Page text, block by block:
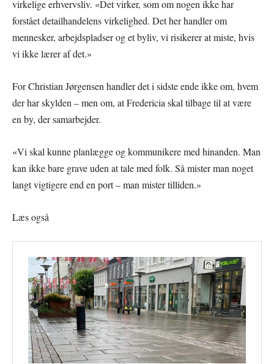
virkelige erhvervsliv. «Det virker, som om nogen ikke har
forstået detailhandelens virkelighed. Det her handler om
mennesker, arbejdspladser og et byliv, vi risikerer at miste, hvis
vi ikke lærer af det.»
For Christian Jørgensen handler det i sidste ende ikke om, hvem
der har skylden – men om, at Fredericia skal tilbage til at være
en by, der samarbejder.
«Vi skal kunne planlægge og kommunikere med hinanden. Man
kan ikke bare grave uden at tale med folk. Så mister man noget
langt vigtigere end en port – man mister tilliden.»
Læs også